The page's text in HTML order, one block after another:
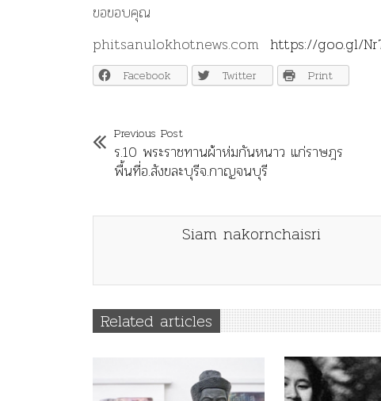
ขอขอบคุณ
phitsanulokhotnews.com https://goo.gl/
Facebook Twitter Print
Previous Post
ร.10 พระราชทานผ้าห่มกันหนาว แก่ราษฎร
พื้นที่อ.สังขละบุรีจ.กาญจนบุรี
Siam nakornchaisri
Related articles